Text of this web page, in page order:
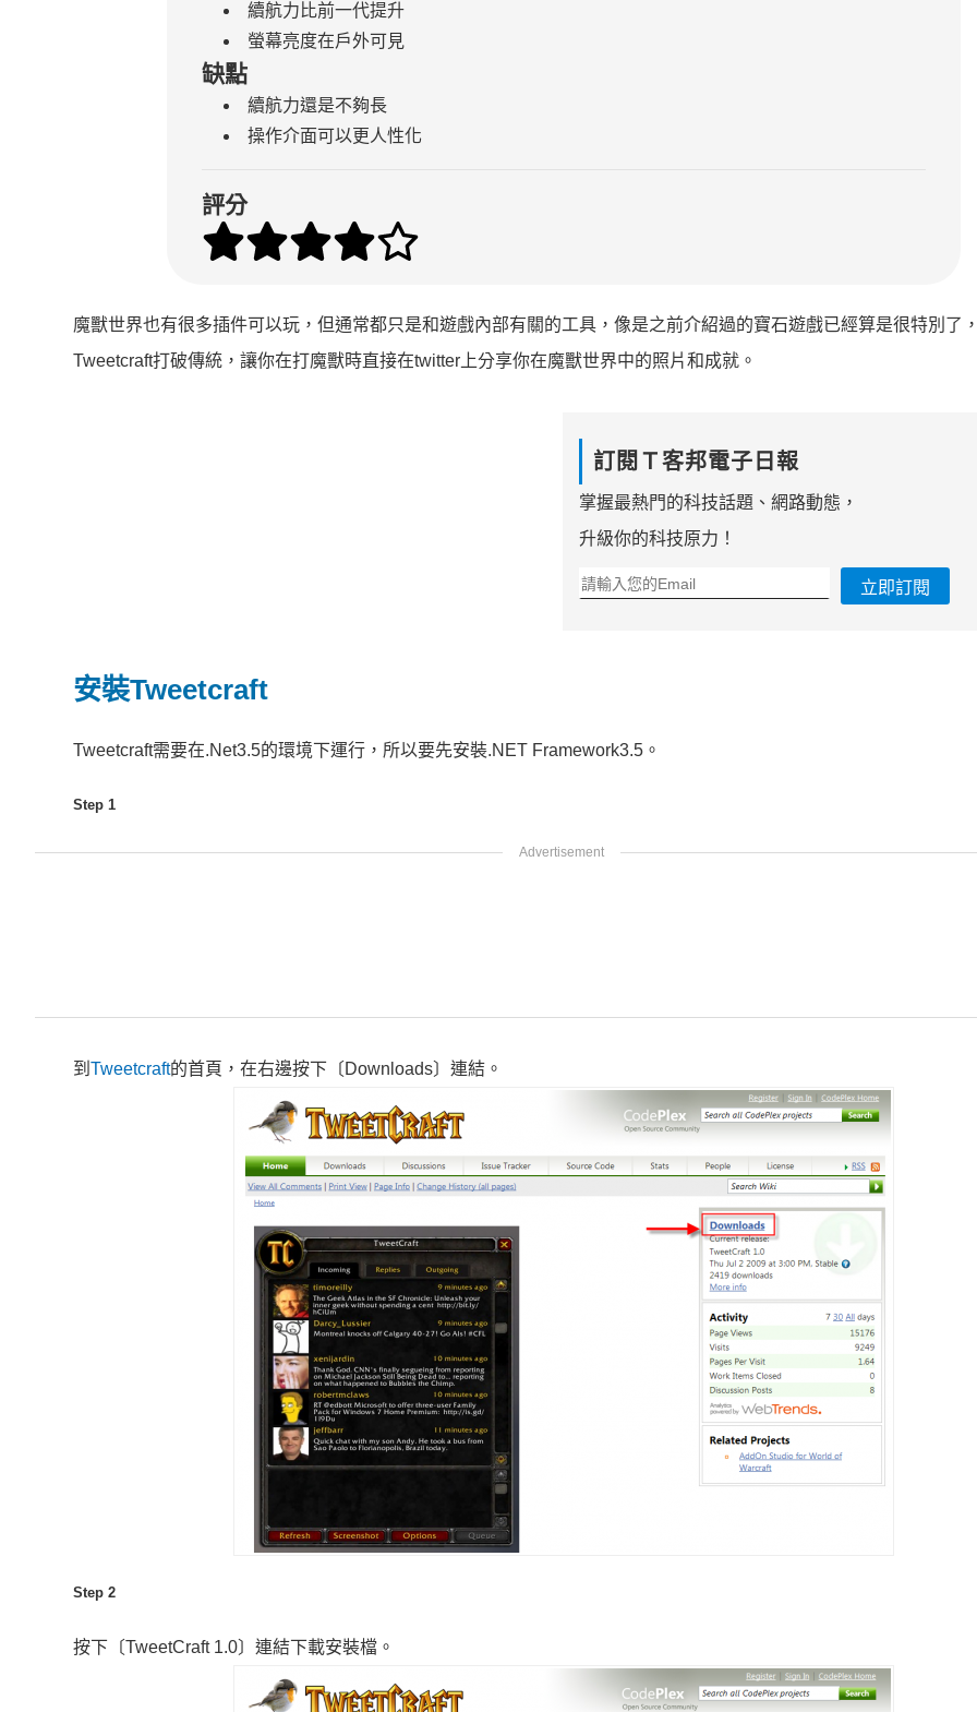
續航力比前一代提升
螢幕亮度在戶外可見
缺點
續航力還是不夠長
操作介面可以更人性化
評分
魔獸世界也有很多插件可以玩，但通常都只是和遊戲內部有關的工具，像是之前介紹過的寶石遊戲已經算是很特別了
Tweetcraft打破傳統，讓你在打魔獸時直接在twitter上分享你在魔獸世界中的照片和成就。
訂閱Ｔ客邦電子日報
掌握最熱門的科技話題、網路動態，
升級你的科技原力！
立即訂閱
安裝Tweetcraft
Tweetcraft需要在.Net3.5的環境下運行，所以要先安裝.NET Framework3.5。
Step 1
到 Tweetcraft的首頁，在右邊按下〔Downloads〕連結。
Step 2
按下〔TweetCraft 1.0〕連結下載安裝檔。